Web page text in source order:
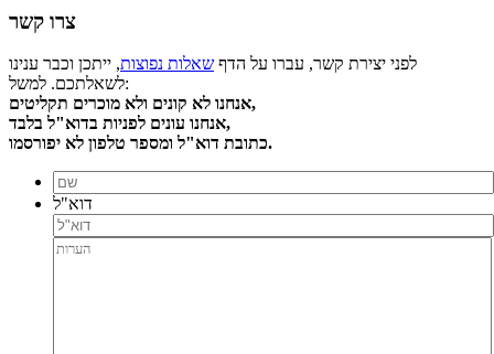
צרו קשר
לפני יצירת קשר, עברו על הדף שאלות נפוצות, ייתכן וכבר ענינו
לשאלתכם. למשל:
אנחנו לא קונים ולא מוכרים תקליטים,
אנחנו עונים לפניות בדוא"ל בלבד,
כתובת דוא"ל ומספר טלפון לא יפורסמו.
דוא"ל